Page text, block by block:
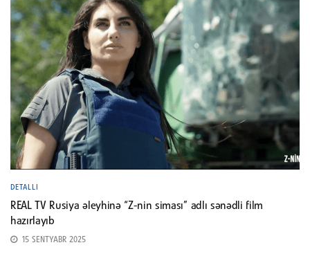
DETALLI
REAL TV Rusiya əleyhinə “Z-nin siması” adlı sənədli film
hazırlayıb
15 SENTYABR 2025